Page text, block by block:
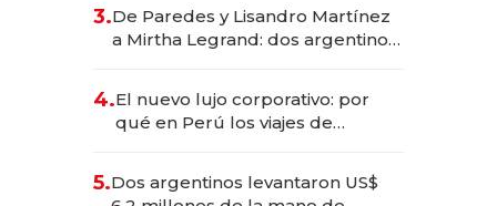
las marcas "fast premium"
3.De Paredes y Lisandro Martínez
a Mirtha Legrand: dos argentinos
4.El nuevo lujo corporativo: por
qué en Perú los viajes de
para convertirse en experiencias
transformadoras
5.Dos argentinos levantaron US$